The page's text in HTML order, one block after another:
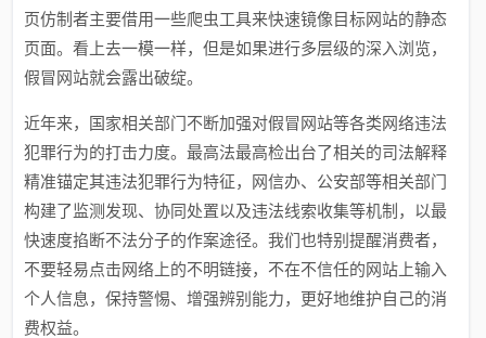
页仿制者主要借用一些爬虫工具来快速镜像目标网站的静态
页面。看上去一模一样，但是如果进行多层级的深入浏览，
假冒网站就会露出破绽。
近年来，国家相关部门不断加强对假冒网站等各类网络违法
犯罪行为的打击力度。最高法最高检出台了相关的司法解释
精准锚定其违法犯罪行为特征，网信办、公安部等相关部门
构建了监测发现、协同处置以及违法线索收集等机制，以最
快速度掐断不法分子的作案途径。我们也特别提醒消费者，
不要轻易点击网络上的不明链接，不在不信任的网站上输入
个人信息，保持警惕、增强辨别能力，更好地维护自己的消
费权益。